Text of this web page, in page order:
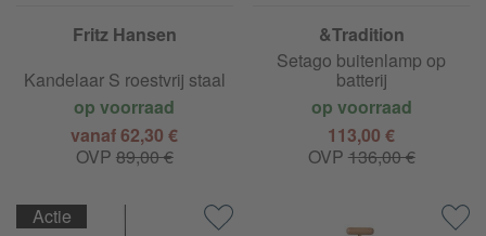
Fritz Hansen
Kandelaar S roestvrij staal
op voorraad
vanaf 62,30 €
OVP 89,00 €
&Tradition
Setago buitenlamp op
batterij
op voorraad
113,00 €
OVP 136,00 €
Actie